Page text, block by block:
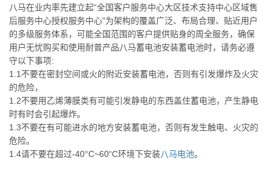
八马在业内率先建立起“全国客户服务中心大区技术支持中心区域售
后服务中心授权服务中心"为架构的覆盖广泛、布局合理、贴近用户
的多级服务体系，可能全国范围的客户提供贴身的周全服务，确保
用户无忧购买和使用耐普产品八马蓄电池安装蓄电池时，请务必遵
守以下事项:
1.1不要在密封空间或火的附近安装蓄电池，否则有引发爆炸及火灾
的危险，
1.2不要用乙烯薄膜类有可能引发静电的东西盖住蓄电池，产生静电
时有时会引起爆炸。
1.3不要在有可能进水的地方安装蓄电池，否则有发生触电、火灾的
危险。
1.4请不要在超过-40°C~60“C环境下安装八马电池。